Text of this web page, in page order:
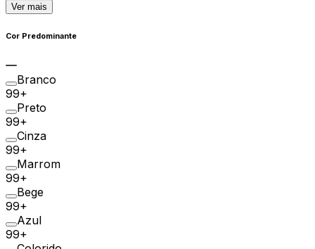
Ver mais
Cor Predominante
Branco
99+
Preto
99+
Cinza
99+
Marrom
99+
Bege
99+
Azul
99+